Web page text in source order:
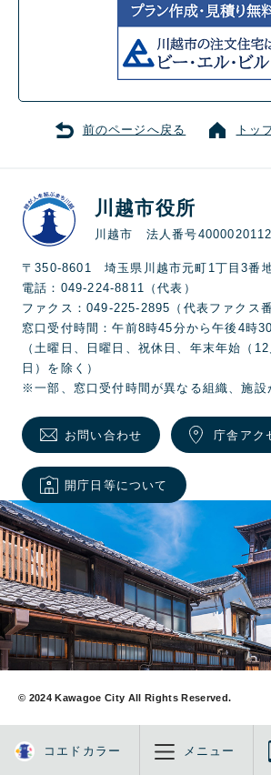
前のページへ戻る トッ
コエドカラー メニュー
川越市役所
川越市 法人番号
〒350-8601 埼玉県川越市元町1丁目3番
電話：049-224-8811（代表）
ファクス：049-225-2895（代表ファクス番
窓口受付時間：午前8時45分から午後4時
（土曜日、日曜日、祝休日、年末年始（
日）を除く）
※一部、窓口受付時間が異なる組織、施設
お問い合わせ 庁舎アク
開庁日等について
© 2024 Kawagoe City All Rights Reserved.